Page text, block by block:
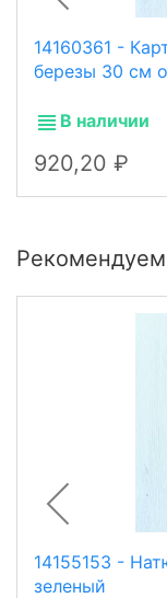
14160361 -
березы 30 см
В наличии
920,20
14155153 -
зеленый